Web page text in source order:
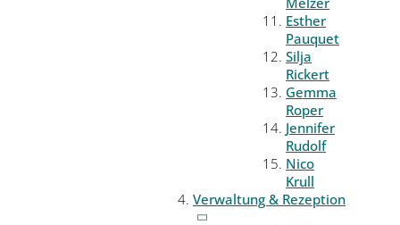
Esther
Pauquet
Silja
Rickert
Gemma
Roper
Jennifer
Rudolf
Nico
Krull
Verwaltung & Rezeption